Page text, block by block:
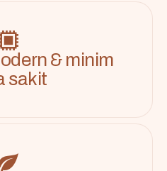
& minim
sakit